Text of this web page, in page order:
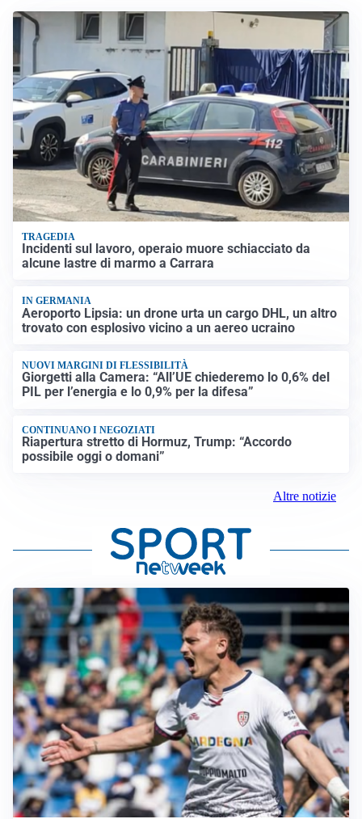
TRAGEDIA
Incidenti sul lavoro, operaio muore schiacciato da
alcune lastre di marmo a Carrara
IN GERMANIA
Aeroporto Lipsia: un drone urta un cargo DHL, un altro
trovato con esplosivo vicino a un aereo ucraino
NUOVI MARGINI DI FLESSIBILITÀ
Giorgetti alla Camera: “All’UE chiederemo lo 0,6% del
PIL per l’energia e lo 0,9% per la difesa”
CONTINUANO I NEGOZIATI
Riapertura stretto di Hormuz, Trump: “Accordo
possibile oggi o domani”
Altre notizie